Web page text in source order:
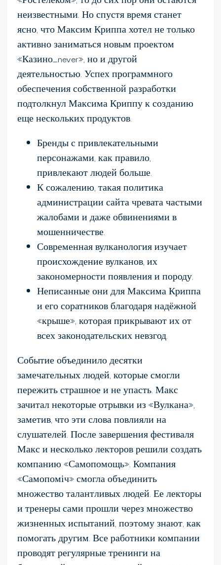
неизвестными. Но спустя время станет
ясно, что Максим Криппа хотел не только
активно заниматься новым проектом
«Казино_never», но и другой
деятельностью. Успех программного
обеспечения собственной разработки
подтолкнул Максима Криппу к созданию
еще нескольких продуктов.
Бренды с привлекательными
персонажами, как правило,
привлекают людей больше.
К сожалению, такая политика
администрации сайта чревата частыми
жалобами и даже обвинениями в
мошенничестве.
Современная вулканология изучает
происхождение вулканов, их
закономерности появления и породу.
Неписанные они для Максима Криппа
и его соратников благодаря надёжной
«крыше», которая прикрывают их от
всех законодательских невзгод.
Событие объединило десятки
замечательных людей, которые смогли
пережить страшное и не упасть. Макс
зачитал некоторые отрывки из «Вулкана»,
заметив, что эти слова повлияли на
слушателей. После завершения фестиваля
Макс и несколько лекторов решили создать
компанию «Самопомощь». Компания
«Самопоміч» смогла объединить
множество талантливых людей. Ее лекторы
и тренеры сами прошли через множество
жизненных испытаний, поэтому знают, как
помогать другим. Все работники компании
проводят регулярные тренинги на